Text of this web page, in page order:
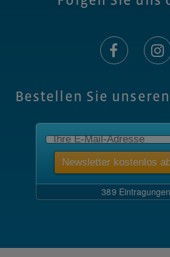
Bestellen Sie